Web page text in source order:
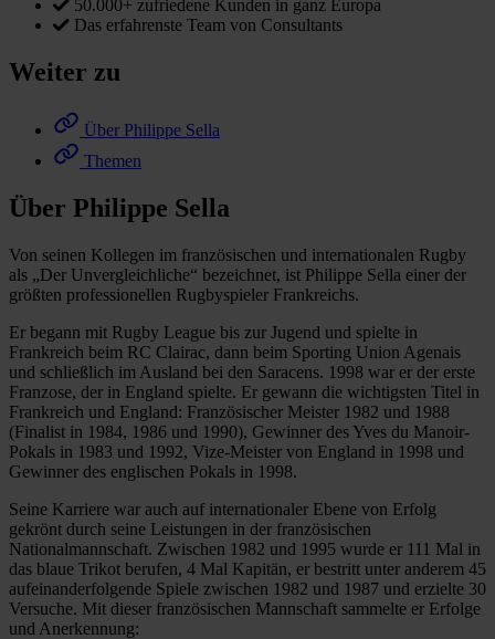
50.000+ zufriedene Kunden in ganz Europa
Das erfahrenste Team von Consultants
Weiter zu
Über Philippe Sella
Themen
Über Philippe Sella
Von seinen Kollegen im französischen und internationalen Rugby
als „Der Unvergleichliche“ bezeichnet, ist Philippe Sella einer der
größten professionellen Rugbyspieler Frankreichs.
Er begann mit Rugby League bis zur Jugend und spielte in
Frankreich beim RC Clairac, dann beim Sporting Union Agenais
und schließlich im Ausland bei den Saracens. 1998 war er der erste
Franzose, der in England spielte. Er gewann die wichtigsten Titel in
Frankreich und England: Französischer Meister 1982 und 1988
(Finalist in 1984, 1986 und 1990), Gewinner des Yves du Manoir-
Pokals in 1983 und 1992, Vize-Meister von England in 1998 und
Gewinner des englischen Pokals in 1998.
Seine Karriere war auch auf internationaler Ebene von Erfolg
gekrönt durch seine Leistungen in der französischen
Nationalmannschaft. Zwischen 1982 und 1995 wurde er 111 Mal in
das blaue Trikot berufen, 4 Mal Kapitän, er bestritt unter anderem 45
aufeinanderfolgende Spiele zwischen 1982 und 1987 und erzielte 30
Versuche. Mit dieser französischen Mannschaft sammelte er Erfolge
und Anerkennung: